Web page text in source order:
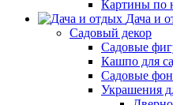
Картины по
Дача и
Садовый декор
Садовые
Кашпо для
Садовые
Украшения